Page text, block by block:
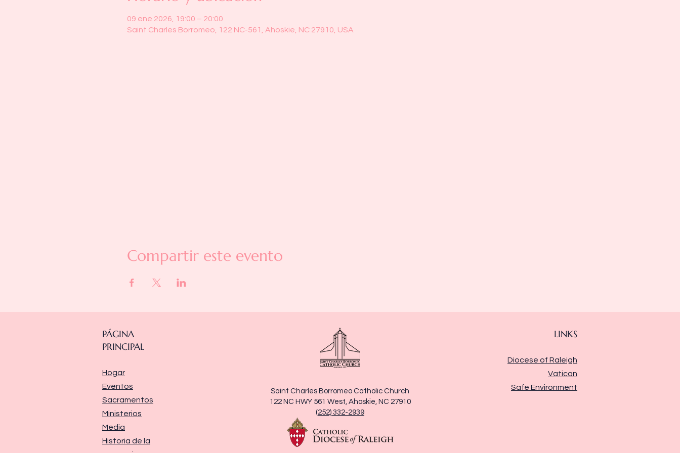
09 ene 2026, 19:00 – 20:00
Saint Charles Borromeo, 122 NC-561, Ahoskie, NC 27910, USA
Compartir este evento
PÁGINA
PRINCIPAL
Hogar
Eventos
Sacramentos
Ministerios
Media
Historia de la
Saint Charles Borromeo Catholic Church
122 NC HWY 561 West, Ahoskie, NC 27910
(252) 332-2939
LINKS
Diocese of Raleigh
Vatican
Safe Environment